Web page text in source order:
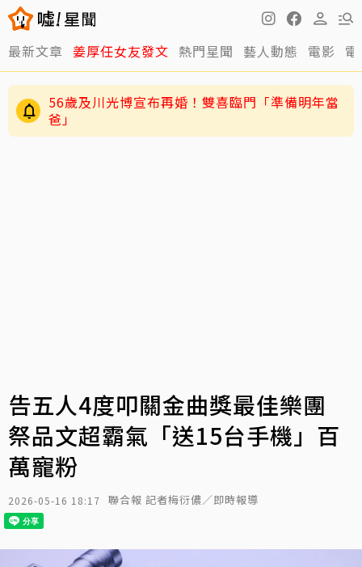
最新文章 姜厚任女友發文 熱門星聞 藝人動態 電影
56歲及川光博宣布再婚！雙喜臨門「準備明年當
爸」
告五人4度叩關金曲獎最佳樂團
祭品文超霸氣「送15台手機」百
萬寵粉
2026-05-16 18:17 聯合報 記者梅衍儂／即時報導